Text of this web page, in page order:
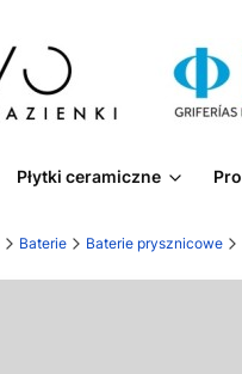
Płytki ceramiczne
Baterie Baterie prysznicowe